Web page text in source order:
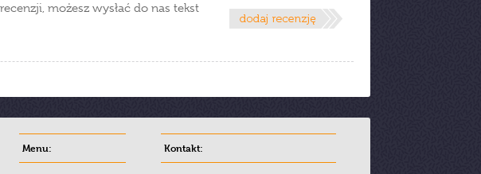
możesz wysłać do nas tekst
Menu: Kontakt: